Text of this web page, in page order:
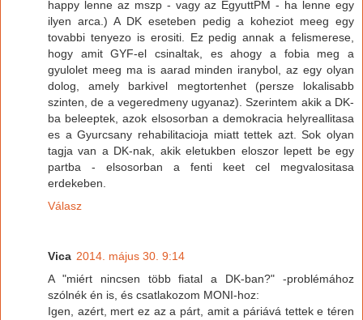
happy lenne az mszp - vagy az EgyuttPM - ha lenne egy
ilyen arca.) A DK eseteben pedig a koheziot meeg egy
tovabbi tenyezo is erositi. Ez pedig annak a felismerese,
hogy amit GYF-el csinaltak, es ahogy a fobia meg a
gyulolet meeg ma is aarad minden iranybol, az egy olyan
dolog, amely barkivel megtortenhet (persze lokalisabb
szinten, de a vegeredmeny ugyanaz). Szerintem akik a DK-
ba beleeptek, azok elsosorban a demokracia helyreallitasa
es a Gyurcsany rehabilitacioja miatt tettek azt. Sok olyan
tagja van a DK-nak, akik eletukben eloszor lepett be egy
partba - elsosorban a fenti keet cel megvalositasa
erdekeben.
Válasz
Vica 2014. május 30. 9:14
A "miért nincsen több fiatal a DK-ban?" -problémához
szólnék én is, és csatlakozom MONI-hoz:
Igen, azért, mert ez az a párt, amit a páriává tettek e téren